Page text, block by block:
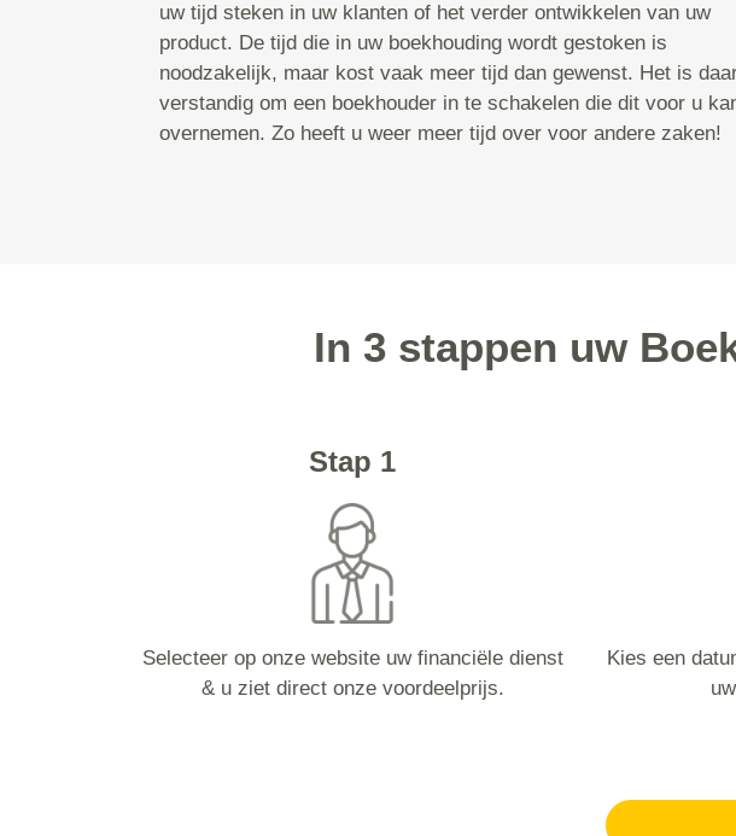
uw tijd steken in uw klanten of het verder ontwikkelen van uw
product. De tijd die in uw boekhouding wordt gestoken is
noodzakelijk, maar kost vaak meer tijd dan gewenst. Het is
verstandig om een boekhouder in te schakelen die dit voor u
overnemen. Zo heeft u weer meer tijd over voor andere zaken!
In 3 stappen uw
Stap 1
Selecteer op onze website uw financiële dienst
& u ziet direct onze voordeelprijs.
Kies een